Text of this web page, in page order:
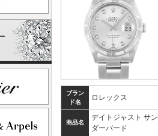
ブラン
ド名
ロレックス
商品名
デイトジャスト サン
ダーバード